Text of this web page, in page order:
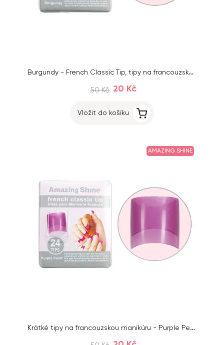
Burgundy - French Classic Tip, tipy na francouzskou manikúru, 24 ks
50 Kč 20 Kč
Vložit do košíku
AMAZING SHINE
Krátké tipy na francouzskou manikúru - Purple Pearl, French Classic Tip, 24 ks